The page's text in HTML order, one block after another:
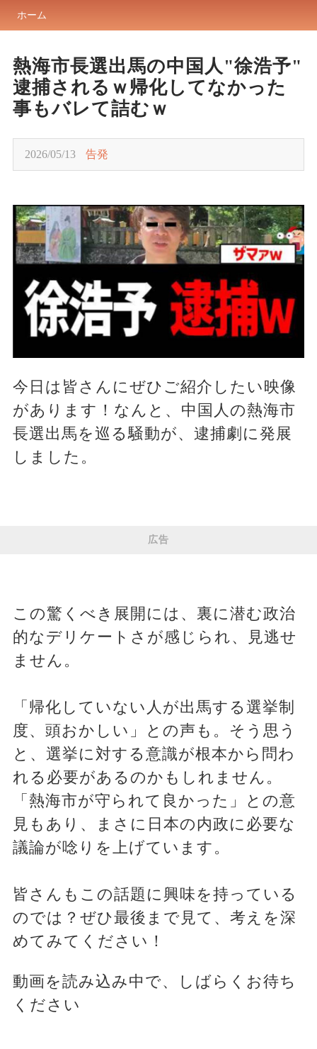
ホーム
熱海市長選出馬の中国人"徐浩予"
逮捕されるｗ帰化してなかった
事もバレて詰むｗ
2026/05/13 告発
今日は皆さんにぜひご紹介したい映像
があります！なんと、中国人の熱海市
長選出馬を巡る騒動が、逮捕劇に発展
しました。
広告
この驚くべき展開には、裏に潜む政治
的なデリケートさが感じられ、見逃せ
ません。
「帰化していない人が出馬する選挙制
度、頭おかしい」との声も。そう思う
と、選挙に対する意識が根本から問わ
れる必要があるのかもしれません。
「熱海市が守られて良かった」との意
見もあり、まさに日本の内政に必要な
議論が唸りを上げています。
皆さんもこの話題に興味を持っている
のでは？ぜひ最後まで見て、考えを深
めてみてください！
動画を読み込み中で、しばらくお待ち
ください